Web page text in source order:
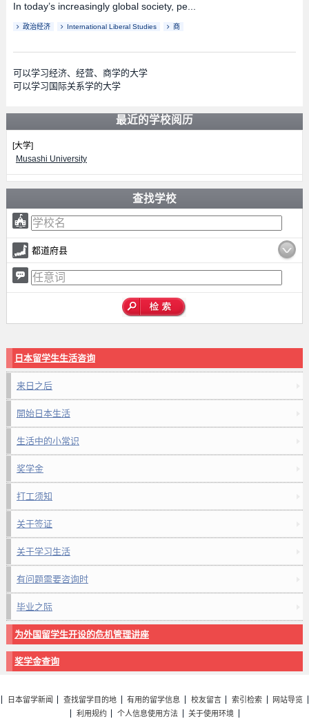
In today’s increasingly global society, pe...
政治经济 International Liberal Studies 商
可以学习经济、经营、商学的大学
可以学习国际关系学的大学
最近的学校阅历
[大学]
Musashi University
查找学校
都道府县
日本留学生生活咨询
来日之后
開始日本生活
生活中的小常识
奖学金
打工须知
关于签证
关于学习生活
有问题需要咨询时
毕业之际
为外国留学生开设的危机管理讲座
奖学金查询
日本留学新闻 查找留学目的地 有用的留学信息 校友留言 索引检索
网站导览
利用规约
个人信息使用方法 关于使用环境